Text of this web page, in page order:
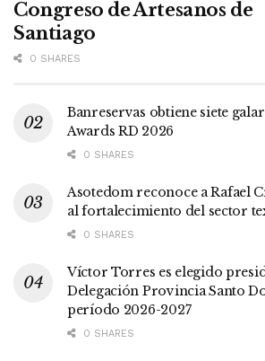
Congreso de Artesanos de
Santiago
0 SHARES
Banreservas obtiene siete
Awards RD 2026
0 SHARES
Asotedom reconoce a Rafael
al fortalecimiento del sector
0 SHARES
Víctor Torres es elegido
Delegación Provincia Santo
período 2026-2027
0 SHARES